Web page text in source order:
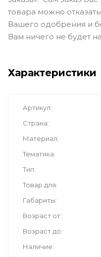
товара можно
Вашего одобрения и
Вам ничего не будет
Характеристики
Артикул
Страна
Материал
Тематика
Тип
Товар для
Габариты
Возраст от
Возраст до
Наличие